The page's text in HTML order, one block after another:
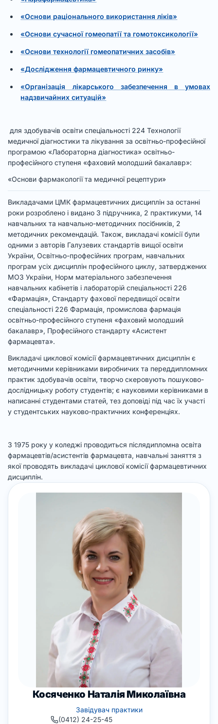
«Основи раціонального використання ліків»
«Основи сучасної гомеопатії та гомотоксикології»
«Основи технології гомеопатичних засобів»
«Дослідження фармацевтичного ринку»
«Організація лікарського забезпечення в умовах
надзвичайних ситуацій»
для здобувачів освіти спеціальності 224 Технології
медичної діагностики та лікування за освітньо-професійної
програмою «Лабораторна діагностика» освітньо-
професійного ступеня «фаховий молодший бакалавр»:
«Основи фармакології та медичної рецептури»
Викладачами ЦМК фармацевтичних дисциплін за останні
роки розроблено і видано 3 підручника, 2 практикуми, 14
навчальних та навчально-методичних посібників, 2
методичних рекомендацій. Також, викладачі комісії були
одними з авторів Галузевих стандартів вищої освіти
України, Освітньо-професійних програм, навчальних
програм усіх дисциплін професійного циклу, затверджених
МОЗ України, Норм матеріального забезпечення
навчальних кабінетів і лабораторій спеціальності 226
«Фармація», Стандарту фахової передвищої освіти
спеціальності 226 Фармація, промислова фармація
освітньо-професійного ступеня «фаховий молодший
бакалавр», Професійного стандарту «Асистент
фармацевта».
Викладачі циклової комісії фармацевтичних дисциплін є
методичними керівниками виробничих та переддипломних
практик здобувачів освіти, творчо скеровують пошуково-
дослідницьку роботу студентів; є науковими керівниками в
написанні студентами статей, тез доповіді під час їх участі
у студентських науково-практичних конференціях.
З 1975 року у коледжі проводиться післядипломна освіта
фармацевтів/асистентів фармацевта, навчальні заняття з
якої проводять викладачі циклової комісії фармацевтичних
дисциплін.
Косяченко Наталія Миколаївна
Завідувач практики
(0412) 24-25-45